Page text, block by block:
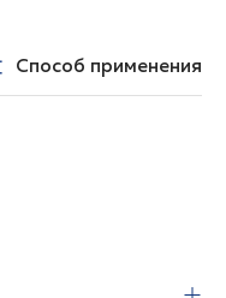
Способ применения